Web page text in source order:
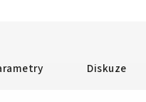
Diskuze